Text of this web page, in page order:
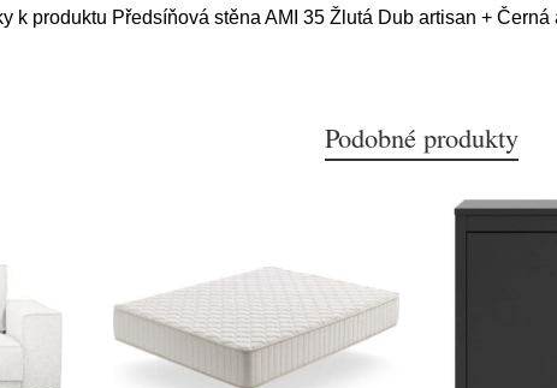
k produktu Předsíňová stěna AMI 35 Žlutá Dub artisan +
Podobné produkty